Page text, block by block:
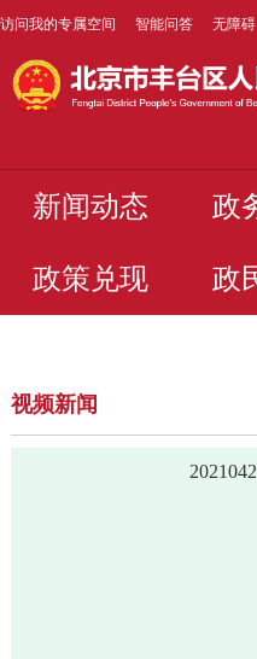
访问我的专属空间 智能问答 无障碍
新闻动态 政
政策兑现 政
视频新闻